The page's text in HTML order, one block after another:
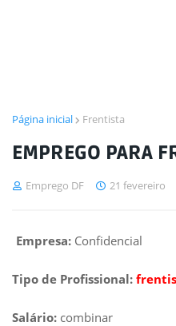
Página inicial Frentista
EMPREGO PARA
Emprego DF 21 fevereiro
Empresa: Confidencial
Tipo de Profissional:
Salário: combinar